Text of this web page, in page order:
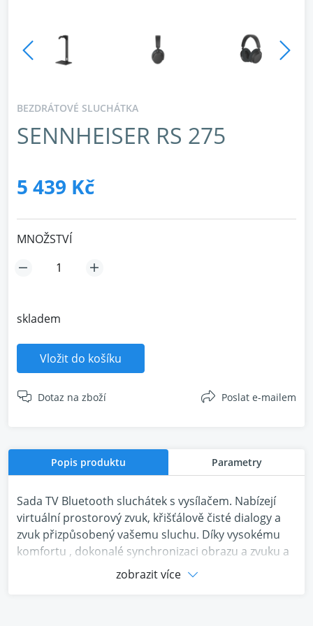
BEZDRÁTOVÉ SLUCHÁTKA
SENNHEISER RS 275
5 439 Kč
MNOŽSTVÍ
skladem
Vložit do košíku
Dotaz na zboží Poslat e-mailem
Popis produktu Parametry
Sada TV Bluetooth sluchátek s vysílačem. Nabízejí
virtuální prostorový zvuk, křišťálově čisté dialogy a
zvuk přizpůsobený vašemu sluchu. Díky vysokému
komfortu , dokonalé synchronizaci obrazu a zvuku a
výdrží až 50 hodin si můžete užívat sledování televize,
zobrazit více